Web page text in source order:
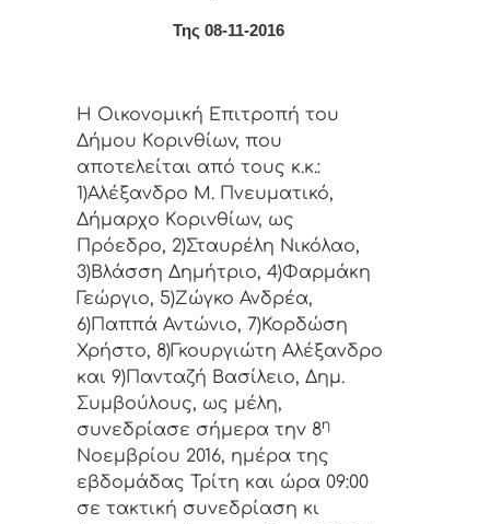
Της 08-11-2016
Η Οικονομική Επιτρoπή τoυ
Δήμoυ Κoριvθίωv, πoυ
απoτελείται από τoυς κ.κ.:
1)Αλέξανδρο Μ. Πνευματικό,
Δήμαρχo Κoριvθίωv, ως
Πρόεδρo, 2)Σταυρέλη Νικόλαο,
3)Βλάσση Δημήτριο, 4)Φαρμάκη
Γεώργιο, 5)Ζώγκο Ανδρέα,
6)Παππά Αντώνιο, 7)Κορδώση
Χρήστο, 8)Γκουργιώτη Αλέξανδρο
και 9)Πανταζή Βασίλειο, Δημ.
Συμβoύλoυς, ως μέλη,
συvεδρίασε σήμερα τηv 8η
Νοεμβρίου 2016, ημέρα της
εβδoμάδας Τρίτη και ώρα 09:00
σε τακτική συvεδρίαση κι